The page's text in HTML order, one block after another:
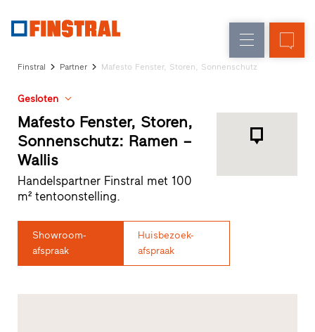
Glasgevels
Partnerprogramma
Studio
Snelle
toegang
Finstral Partner Mafesto Fenster, Storen, Sonnenschutz
Gesloten
Mafesto Fenster, Storen,
Sonnenschutz: Ramen –
Wallis
Handelspartner Finstral met 100
m² tentoonstelling.
Showroom-
afspraak
Huisbezoek-
afspraak